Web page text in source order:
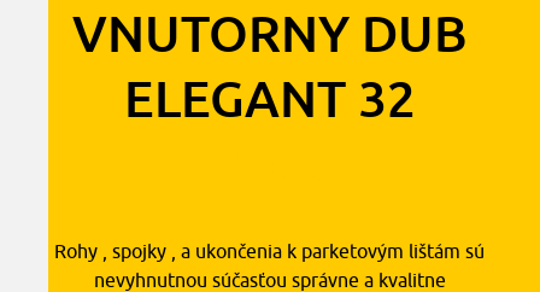
VNUTORNY DUB
ELEGANT 32
Rohy , spojky , a ukončenia k parketovým lištám sú
nevyhnutnou súčasťou správne a kvalitne